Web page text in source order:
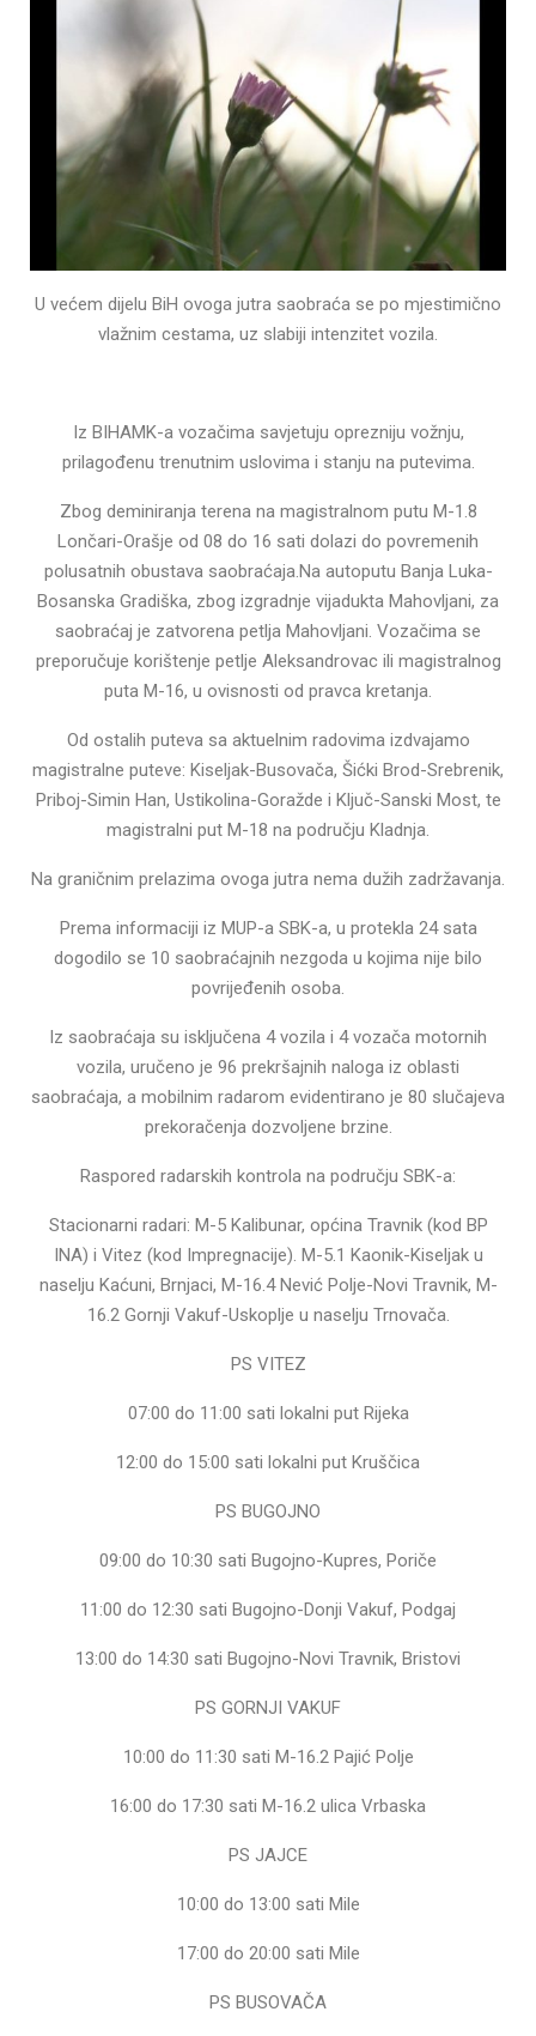
U većem dijelu BiH ovoga jutra saobraća se po mjestimično
vlažnim cestama, uz slabiji intenzitet vozila.
Iz BIHAMK-a vozačima savjetuju oprezniju vožnju,
prilagođenu trenutnim uslovima i stanju na putevima.
Zbog deminiranja terena na magistralnom putu M-1.8
Lončari-Orašje od 08 do 16 sati dolazi do povremenih
polusatnih obustava saobraćaja.Na autoputu Banja Luka-
Bosanska Gradiška, zbog izgradnje vijadukta Mahovljani, za
saobraćaj je zatvorena petlja Mahovljani. Vozačima se
preporučuje korištenje petlje Aleksandrovac ili magistralnog
puta M-16, u ovisnosti od pravca kretanja.
Od ostalih puteva sa aktuelnim radovima izdvajamo
magistralne puteve: Kiseljak-Busovača, Šićki Brod-Srebrenik,
Priboj-Simin Han, Ustikolina-Goražde i Ključ-Sanski Most, te
magistralni put M-18 na području Kladnja.
Na graničnim prelazima ovoga jutra nema dužih zadržavanja.
Prema informaciji iz MUP-a SBK-a, u protekla 24 sata
dogodilo se 10 saobraćajnih nezgoda u kojima nije bilo
povrijeđenih osoba.
Iz saobraćaja su isključena 4 vozila i 4 vozača motornih
vozila, uručeno je 96 prekršajnih naloga iz oblasti
saobraćaja, a mobilnim radarom evidentirano je 80 slučajeva
prekoračenja dozvoljene brzine.
Raspored radarskih kontrola na području SBK-a:
Stacionarni radari: M-5 Kalibunar, općina Travnik (kod BP
INA) i Vitez (kod Impregnacije). M-5.1 Kaonik-Kiseljak u
naselju Kaćuni, Brnjaci, M-16.4 Nević Polje-Novi Travnik, M-
16.2 Gornji Vakuf-Uskoplje u naselju Trnovača.
PS VITEZ
07:00 do 11:00 sati lokalni put Rijeka
12:00 do 15:00 sati lokalni put Kruščica
PS BUGOJNO
09:00 do 10:30 sati Bugojno-Kupres, Poriče
11:00 do 12:30 sati Bugojno-Donji Vakuf, Podgaj
13:00 do 14:30 sati Bugojno-Novi Travnik, Bristovi
PS GORNJI VAKUF
10:00 do 11:30 sati M-16.2 Pajić Polje
16:00 do 17:30 sati M-16.2 ulica Vrbaska
PS JAJCE
10:00 do 13:00 sati Mile
17:00 do 20:00 sati Mile
PS BUSOVAČA